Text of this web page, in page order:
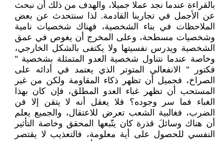
بالقراءة عندما نجد عملا جميلا، والهدف من ذلك أن نبحث
عن الأجمل في تجاربنا القادمة. لذا سنتحدث عن بعض
الملاحظات في بناء الشخصية، فهناك شخصيات نامية
وشخصيات مسطحة، وعلى المخرج أن يغوص في عمق
الشخصية ويدرس نفسيتها ولا يكتفى بالشكل الخارجي،
وخاصة عندما نتناول شخصية العدو المتمثلة بشخصية "
فكتور " الانفعالي المتوتر الذي يعتمد في أدائه على
الصراخ، فجميل أن تظهر ذكاء المقاومة ولكن من غير
المستحب أن تظهر غباء العدو المطلق، فإن كان بهذا
الغباء فما سر وجوده؟ فلا يعقل أنه لا يتقن إلا فن
الضرب، فغالبية الشعب تعرض للاعتقال، والجميع يعلم
أن هناك وسائلَ قذرة كان يتّبعها المحقق وخاصة التأثير
النفسي للحصول على أية معلومة، فالتعذيب لا يقتصر